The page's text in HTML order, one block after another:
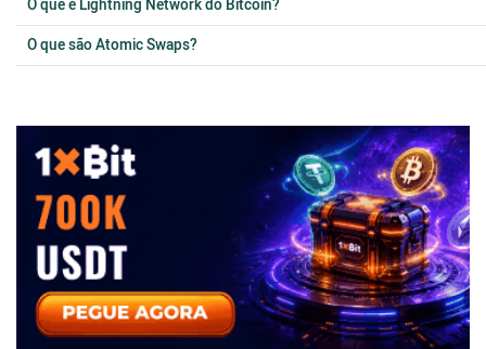
O que é Lightning Network do Bitcoin?
O que são Atomic Swaps?